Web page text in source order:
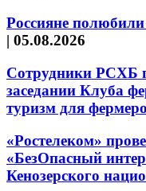
Россияне
| 05.08.2026
Сотрудники РСХБ
заседании Клуба
туризм для
«Ростелеком»
«БезОпасный
Кенозерского